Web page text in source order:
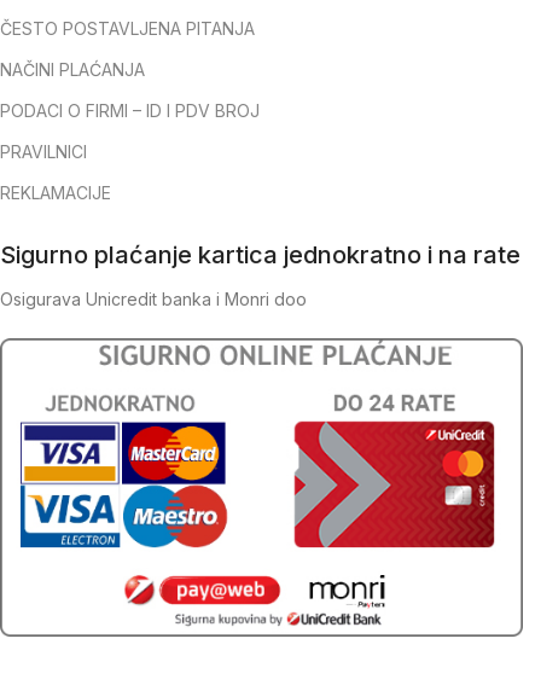
ČESTO POSTAVLJENA PITANJA
NAČINI PLAĆANJA
PODACI O FIRMI – ID I PDV BROJ
PRAVILNICI
REKLAMACIJE
Sigurno plaćanje kartica jednokratno i na rate
Osigurava Unicredit banka i Monri doo